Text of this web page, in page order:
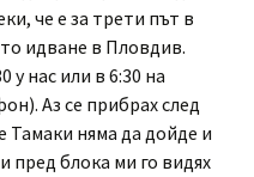
че е за трети път в
идване в Пловдив.
у нас или в 6:30 на
Аз се прибрах след
Тамаки няма да дойде и
пред блока ми го видях